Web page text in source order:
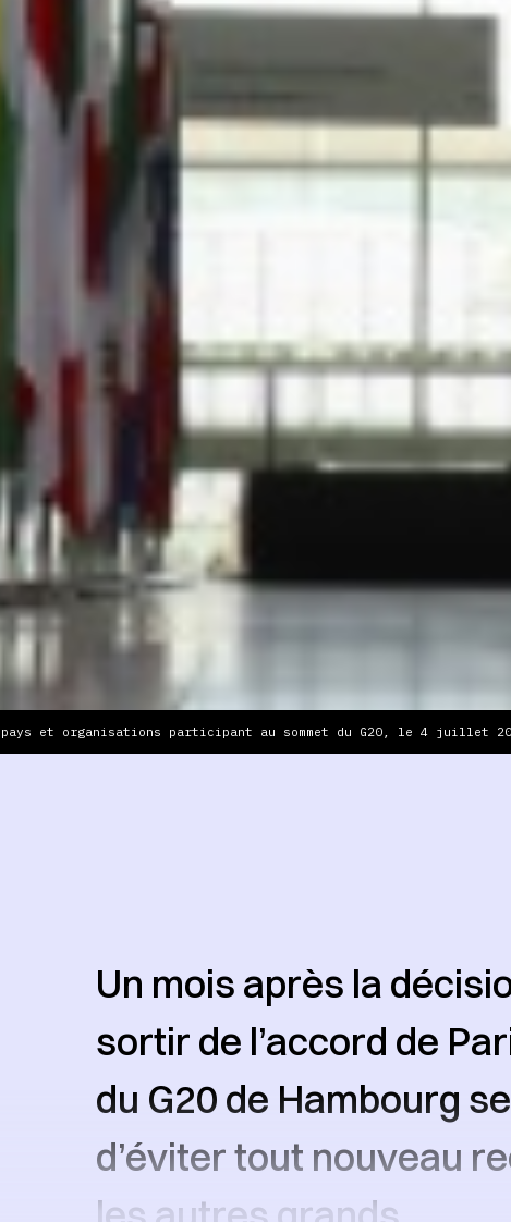
pays et organisations participant au sommet du G20, le 4 juillet
Un mois après la
sortir de l’accord de
du G20 de Hambourg
d’éviter tout nouveau